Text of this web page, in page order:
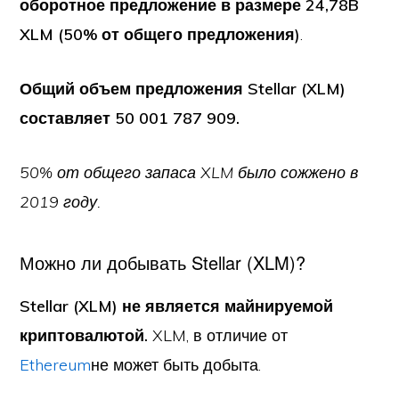
оборотное предложение в размере 24,78B
XLM (50% от общего предложения).
Общий объем предложения Stellar (XLM)
составляет 50 001 787 909.
50% от общего запаса XLM было сожжено в
2019 году.
Можно ли добывать Stellar (XLM)?
Stellar (XLM) не является майнируемой
криптовалютой.XLM, в отличие от
Ethereumне может быть добыта.